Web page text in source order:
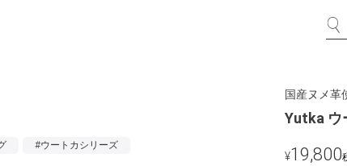
#ウートカシリーズ
国産ヌメ革
Yutka ウ
¥19,800